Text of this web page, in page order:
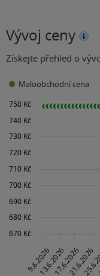
Vývoj ceny
Získejte přehled o
Maloobchodní cena